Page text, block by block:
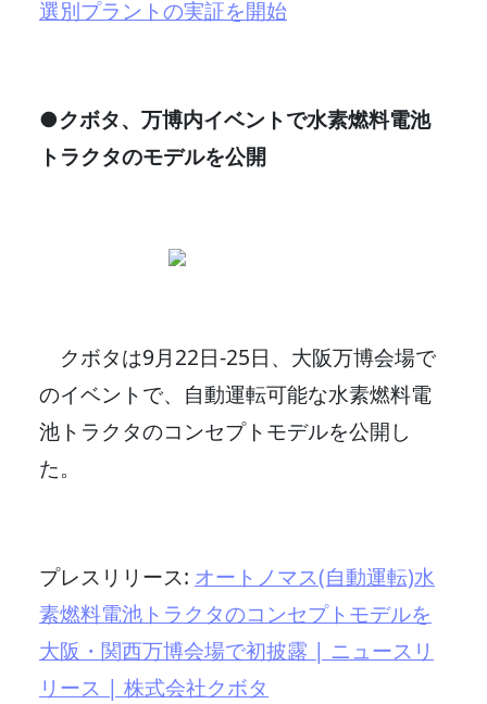
選別プラントの実証を開始
●クボタ、万博内イベントで水素燃料電池
トラクタのモデルを公開
クボタは9月22日-25日、大阪万博会場で
のイベントで、自動運転可能な水素燃料電
池トラクタのコンセプトモデルを公開し
た。
プレスリリース: オートノマス(自動運転)水
素燃料電池トラクタのコンセプトモデルを
大阪・関西万博会場で初披露 | ニュースリ
リース | 株式会社クボタ